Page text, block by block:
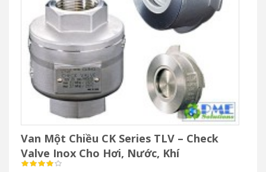
Van Một Chiều CK Series TLV – Check
Valve Inox Cho Hơi, Nước, Khí